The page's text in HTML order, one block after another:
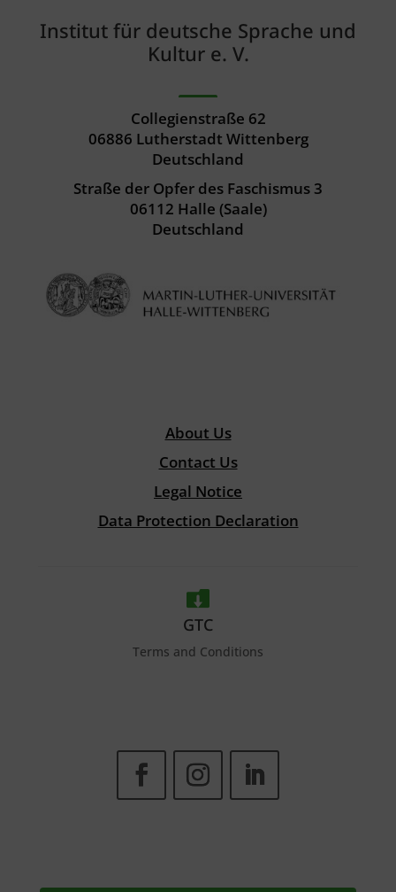
Institut für deutsche Sprache und
Kultur e. V.
Collegienstraße 62
06886 Lutherstadt Wittenberg
Deutschland
Straße der Opfer des Faschismus 3
06112 Halle (Saale)
Deutschland
About Us
Contact Us
Legal Notice
Data Protection Declaration

GTC
Terms and Conditions